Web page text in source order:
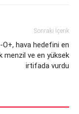
Sonraki İçerik
O+, hava hedefini en
menzil ve en yüksek
irtifada vurdu